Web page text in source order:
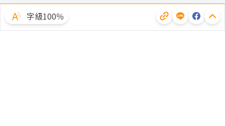
字級100％